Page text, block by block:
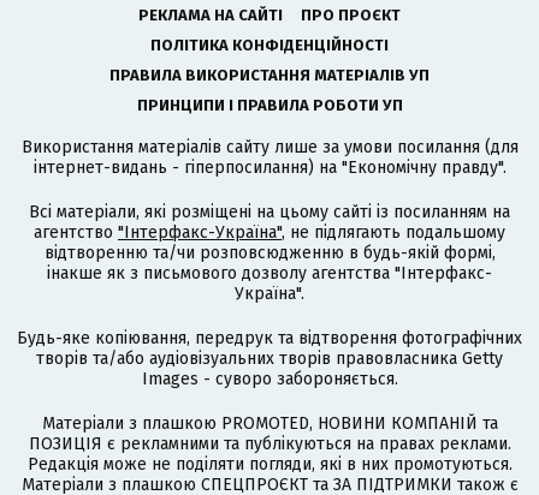
РЕКЛАМА НА САЙТІ
ПРО ПРОЄКТ
ПОЛІТИКА КОНФІДЕНЦІЙНОСТІ
ПРАВИЛА ВИКОРИСТАННЯ МАТЕРІАЛІВ УП
ПРИНЦИПИ І ПРАВИЛА РОБОТИ УП
Використання матеріалів сайту лише за умови посилання (для
інтернет-видань - гіперпосилання) на "Економічну правду".
Всі матеріали, які розміщені на цьому сайті із посиланням на
агентство "Інтерфакс-Україна", не підлягають подальшому
відтворенню та/чи розповсюдженню в будь-якій формі,
інакше як з письмового дозволу агентства "Інтерфакс-
Україна".
Будь-яке копіювання, передрук та відтворення фотографічних
творів та/або аудіовізуальних творів правовласника Getty
Images - суворо забороняється.
Матеріали з плашкою PROMOTED, НОВИНИ КОМПАНІЙ та
ПОЗИЦІЯ є рекламними та публікуються на правах реклами.
Редакція може не поділяти погляди, які в них промотуються.
Матеріали з плашкою СПЕЦПРОЄКТ та ЗА ПІДТРИМКИ також є